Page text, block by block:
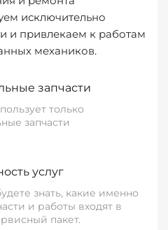
исключительно
и привлекаем к работам
механиков.
запчасти
только
запчасти
услуг
знать, какие именно
и работы входят в
пакет.